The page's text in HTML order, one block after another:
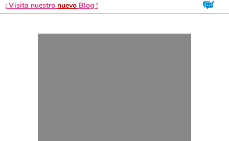
¡ Visita nuestro nuevo Blog !